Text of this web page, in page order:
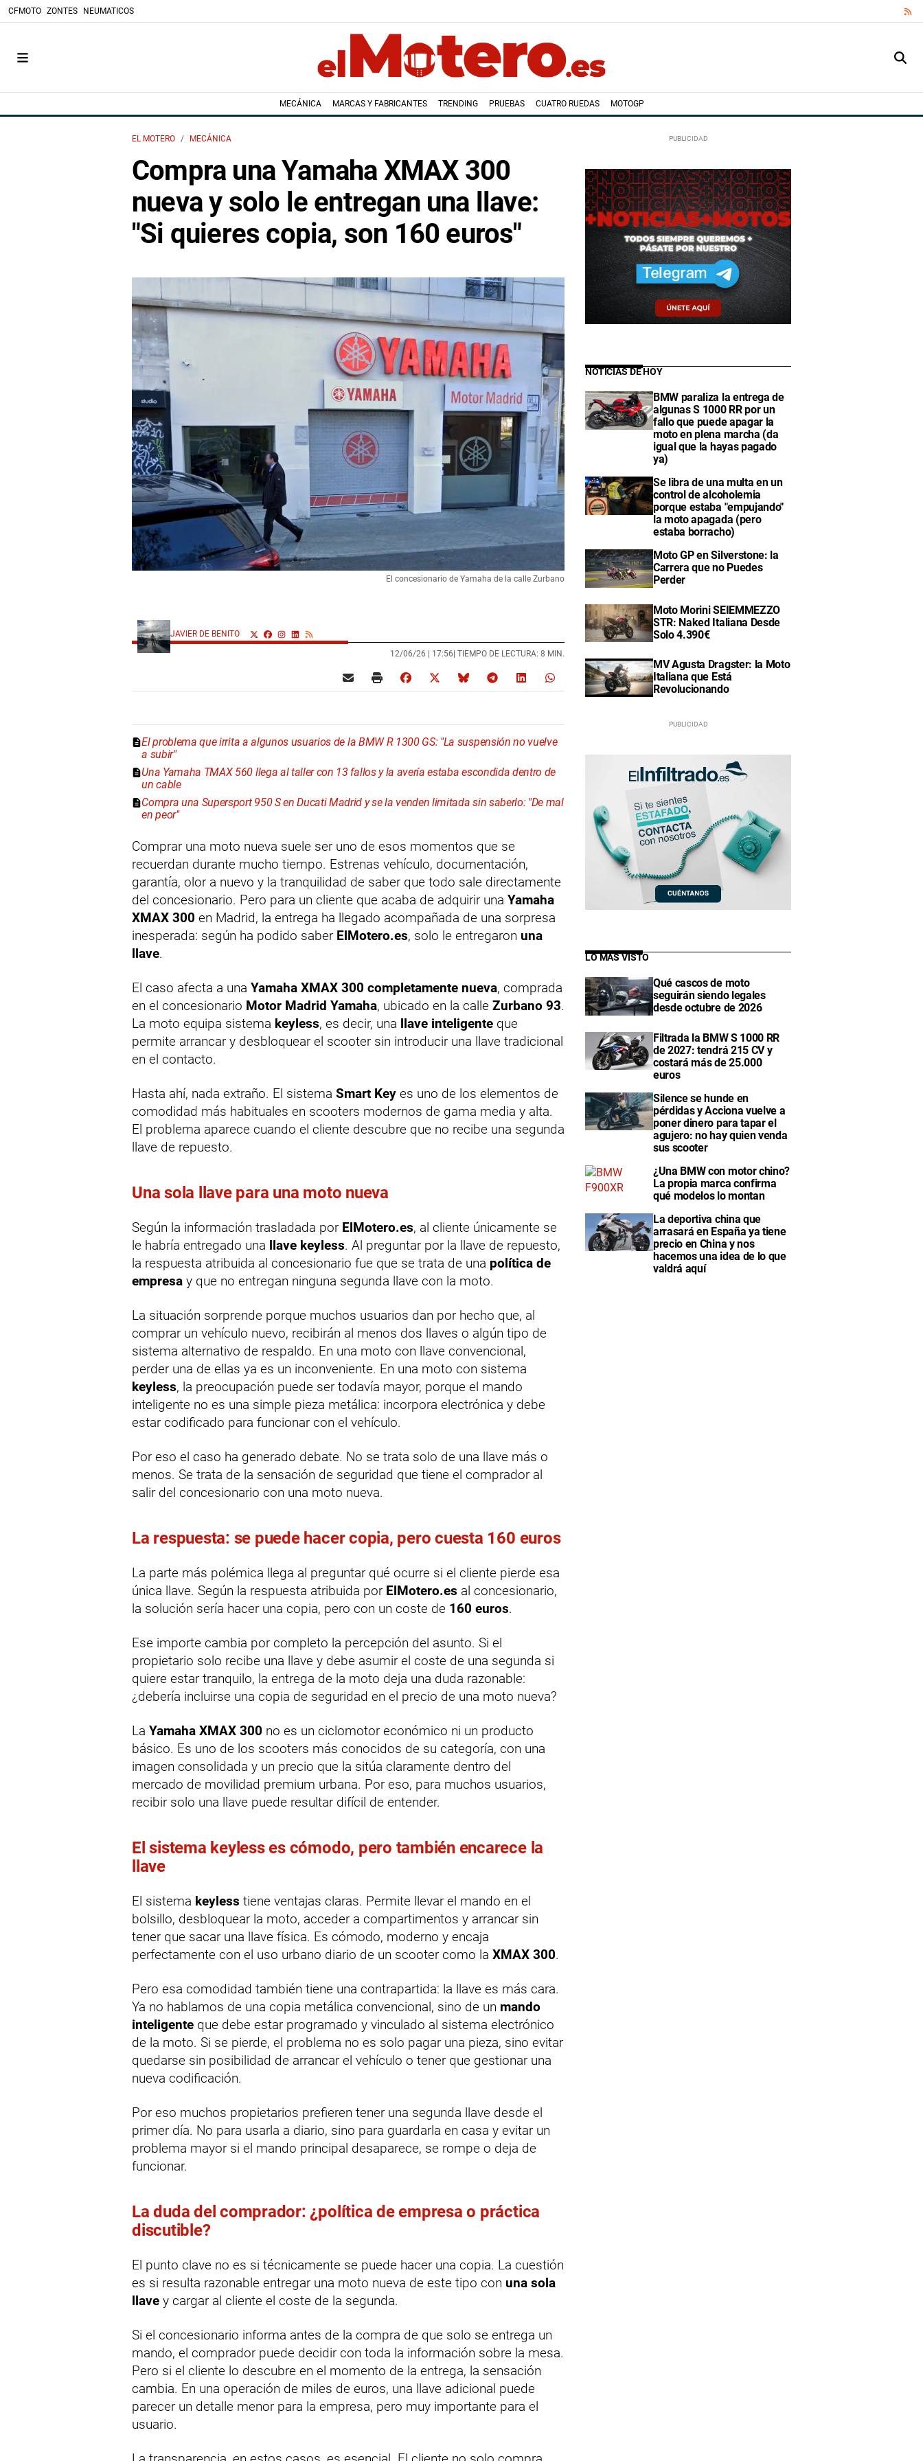
CFMOTO ZONTES NEUMATICOS
MECÁNICA MARCAS Y FABRICANTES TRENDING PRUEBAS CUATRO RUEDAS MOTOGP
EL MOTERO MECÁNICA
Compra una Yamaha XMAX 300
nueva y solo le entregan una llave:
"Si quieres copia, son 160 euros"
El concesionario de Yamaha de la calle Zurbano
JAVIER DE BENITO
12/06/26 | 17:56| TIEMPO DE LECTURA: 8 MIN.
El problema que irrita a algunos usuarios de la BMW R 1300 GS: "La suspensión no vuelve
a subir"
Una Yamaha TMAX 560 llega al taller con 13 fallos y la avería estaba escondida dentro de
un cable
Compra una Supersport 950 S en Ducati Madrid y se la venden limitada sin saberlo: "De mal
en peor"
Comprar una moto nueva suele ser uno de esos momentos que se
recuerdan durante mucho tiempo. Estrenas vehículo, documentación,
garantía, olor a nuevo y la tranquilidad de saber que todo sale directamente
del concesionario. Pero para un cliente que acaba de adquirir una Yamaha
XMAX 300 en Madrid, la entrega ha llegado acompañada de una sorpresa
inesperada: según ha podido saber ElMotero.es, solo le entregaron una
llave.
El caso afecta a una Yamaha XMAX 300 completamente nueva, comprada
en el concesionario Motor Madrid Yamaha, ubicado en la calle Zurbano 93.
La moto equipa sistema keyless, es decir, una llave inteligente que
permite arrancar y desbloquear el scooter sin introducir una llave tradicional
en el contacto.
Hasta ahí, nada extraño. El sistema Smart Key es uno de los elementos de
comodidad más habituales en scooters modernos de gama media y alta.
El problema aparece cuando el cliente descubre que no recibe una segunda
llave de repuesto.
Una sola llave para una moto nueva
Según la información trasladada por ElMotero.es, al cliente únicamente se
le habría entregado una llave keyless. Al preguntar por la llave de repuesto,
la respuesta atribuida al concesionario fue que se trata de una política de
empresa y que no entregan ninguna segunda llave con la moto.
La situación sorprende porque muchos usuarios dan por hecho que, al
comprar un vehículo nuevo, recibirán al menos dos llaves o algún tipo de
sistema alternativo de respaldo. En una moto con llave convencional,
perder una de ellas ya es un inconveniente. En una moto con sistema
keyless, la preocupación puede ser todavía mayor, porque el mando
inteligente no es una simple pieza metálica: incorpora electrónica y debe
estar codificado para funcionar con el vehículo.
Por eso el caso ha generado debate. No se trata solo de una llave más o
menos. Se trata de la sensación de seguridad que tiene el comprador al
salir del concesionario con una moto nueva.
La respuesta: se puede hacer copia, pero cuesta 160 euros
La parte más polémica llega al preguntar qué ocurre si el cliente pierde esa
única llave. Según la respuesta atribuida por ElMotero.es al concesionario,
la solución sería hacer una copia, pero con un coste de 160 euros.
Ese importe cambia por completo la percepción del asunto. Si el
propietario solo recibe una llave y debe asumir el coste de una segunda si
quiere estar tranquilo, la entrega de la moto deja una duda razonable:
¿debería incluirse una copia de seguridad en el precio de una moto nueva?
La Yamaha XMAX 300 no es un ciclomotor económico ni un producto
básico. Es uno de los scooters más conocidos de su categoría, con una
imagen consolidada y un precio que la sitúa claramente dentro del
mercado de movilidad premium urbana. Por eso, para muchos usuarios,
recibir solo una llave puede resultar difícil de entender.
El sistema keyless es cómodo, pero también encarece la
llave
El sistema keyless tiene ventajas claras. Permite llevar el mando en el
bolsillo, desbloquear la moto, acceder a compartimentos y arrancar sin
tener que sacar una llave física. Es cómodo, moderno y encaja
perfectamente con el uso urbano diario de un scooter como la XMAX 300.
Pero esa comodidad también tiene una contrapartida: la llave es más cara.
Ya no hablamos de una copia metálica convencional, sino de un mando
inteligente que debe estar programado y vinculado al sistema electrónico
de la moto. Si se pierde, el problema no es solo pagar una pieza, sino evitar
quedarse sin posibilidad de arrancar el vehículo o tener que gestionar una
nueva codificación.
Por eso muchos propietarios prefieren tener una segunda llave desde el
primer día. No para usarla a diario, sino para guardarla en casa y evitar un
problema mayor si el mando principal desaparece, se rompe o deja de
funcionar.
La duda del comprador: ¿política de empresa o práctica
discutible?
El punto clave no es si técnicamente se puede hacer una copia. La cuestión
es si resulta razonable entregar una moto nueva de este tipo con una sola
llave y cargar al cliente el coste de la segunda.
Si el concesionario informa antes de la compra de que solo se entrega un
mando, el comprador puede decidir con toda la información sobre la mesa.
Pero si el cliente lo descubre en el momento de la entrega, la sensación
cambia. En una operación de miles de euros, una llave adicional puede
parecer un detalle menor para la empresa, pero muy importante para el
usuario.
NOTICIAS DE HOY
BMW paraliza la entrega de
algunas S 1000 RR por un
fallo que puede apagar la
moto en plena marcha (da
igual que la hayas pagado
ya)
Se libra de una multa en un
control de alcoholemia
porque estaba "empujando"
la moto apagada (pero
estaba borracho)
Moto GP en Silverstone: la
Carrera que no Puedes
Perder
Moto Morini SEIEMMEZZO
STR: Naked Italiana Desde
Solo 4.390€
MV Agusta Dragster: la Moto
Italiana que Está
Revolucionando
LO MÁS VISTO
Qué cascos de moto
seguirán siendo legales
desde octubre de 2026
Filtrada la BMW S 1000 RR
de 2027: tendrá 215 CV y
costará más de 25.000
euros
Silence se hunde en
pérdidas y Acciona vuelve a
poner dinero para tapar el
agujero: no hay quien venda
sus scooter
¿Una BMW con motor chino?
La propia marca confirma
qué modelos lo montan
La deportiva china que
arrasará en España ya tiene
precio en China y nos
hacemos una idea de lo que
valdrá aquí